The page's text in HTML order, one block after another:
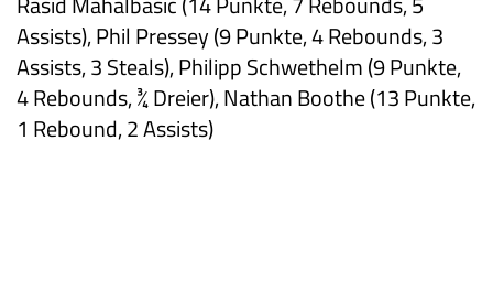
Assists), Phil Pressey (9 Punkte, 4 Rebounds, 3
Assists, 3 Steals), Philipp Schwethelm (9 Punkte,
4 Rebounds, ¾ Dreier), Nathan Boothe (13 Punkte,
1 Rebound, 2 Assists)